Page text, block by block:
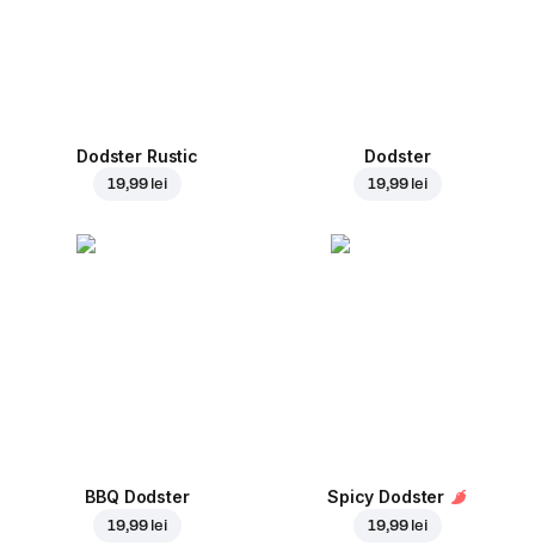
Dodster Rustic
19,99 lei
Dodster
19,99 lei
BBQ Dodster
19,99 lei
Spicy Dodster
19,99 lei